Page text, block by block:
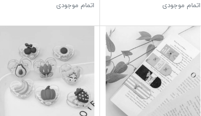
اتمام موجودی اتمام موجودی